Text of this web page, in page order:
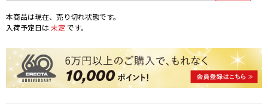
本商品は現在、売り切れ状態です。
入荷予定日は未定 です。